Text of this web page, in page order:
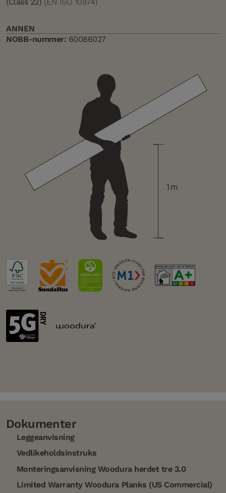
ANNEN
NOBB-nummer: 60086027
1m
Dokumenter
Leggeanvisning
Vedlikeholdsinstruks
Monteringsanvisning Woodura herdet tre 3.0
Limited Warranty Woodura Planks (US Commercial)